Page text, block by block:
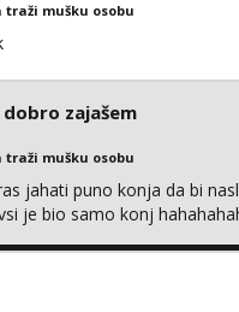
traži mušku osobu
zajašem
traži mušku osobu
jahati puno konja da bi
je bio samo konj